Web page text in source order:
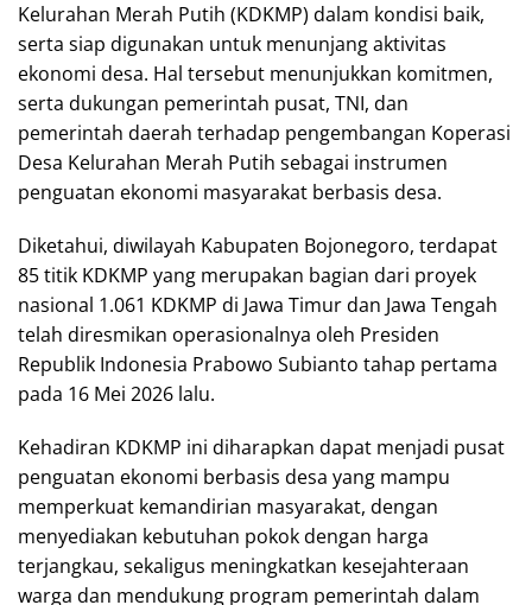
Kelurahan Merah Putih (KDKMP) dalam kondisi baik,
serta siap digunakan untuk menunjang aktivitas
ekonomi desa. Hal tersebut menunjukkan komitmen,
serta dukungan pemerintah pusat, TNI, dan
pemerintah daerah terhadap pengembangan Koperasi
Desa Kelurahan Merah Putih sebagai instrumen
penguatan ekonomi masyarakat berbasis desa.
Diketahui, diwilayah Kabupaten Bojonegoro, terdapat
85 titik KDKMP yang merupakan bagian dari proyek
nasional 1.061 KDKMP di Jawa Timur dan Jawa Tengah
telah diresmikan operasionalnya oleh Presiden
Republik Indonesia Prabowo Subianto tahap pertama
pada 16 Mei 2026 lalu.
Kehadiran KDKMP ini diharapkan dapat menjadi pusat
penguatan ekonomi berbasis desa yang mampu
memperkuat kemandirian masyarakat, dengan
menyediakan kebutuhan pokok dengan harga
terjangkau, sekaligus meningkatkan kesejahteraan
warga dan mendukung program pemerintah dalam